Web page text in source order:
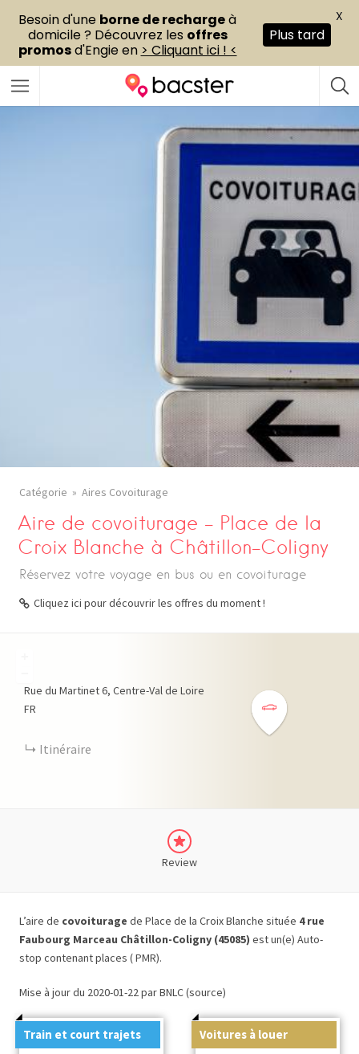
Catégorie Aires Covoiturage
Aire de covoiturage – Place de la
Croix Blanche à Châtillon-Coligny
Réservez votre voyage en bus ou en covoiturage
Cliquez ici pour découvrir les offres du moment !
Rue du Martinet6 Centre-Val de Loire
FR
Itinéraire
Review
L’aire de covoiturage de Place de la Croix Blanche située 4 rue
Faubourg Marceau Châtillon-Coligny (45085) est un(e) Auto-
stop contenant places ( PMR).
Mise à jour du 2020-01-22 par BNLC (source)
Train et court trajets Voitures à louer
Besoin d'une borne de rechargeà
domicile ? Découvrez les offres
promosd'Engie en > Cliquant ici ! <
Plus tard
X